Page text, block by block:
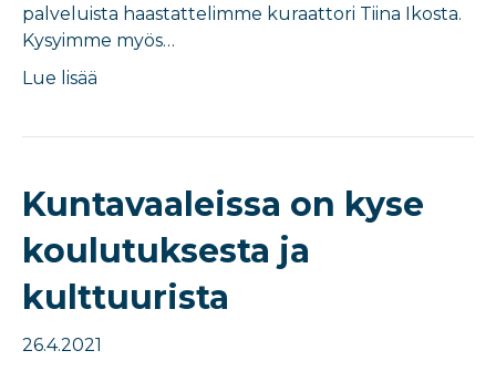
palveluista haastattelimme kuraattori Tiina Ikosta.
Kysyimme myös…
Lue lisää
Kuntavaaleissa on kyse
koulutuksesta ja
kulttuurista
26.4.2021